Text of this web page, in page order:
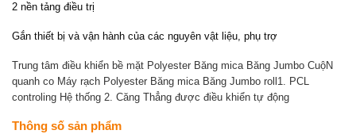
2 nền tảng điều trị
Gắn thiết bị và vận hành của các nguyên vật liệu, phụ trợ
Trung tâm điều khiển bề mặt Polyester Băng mica Băng Jumbo CuộN
quanh co Máy rạch Polyester Băng mica Băng Jumbo roll1. PCL
controling Hệ thống 2. Căng Thẳng được điều khiển tự động
Thông số sản phẩm